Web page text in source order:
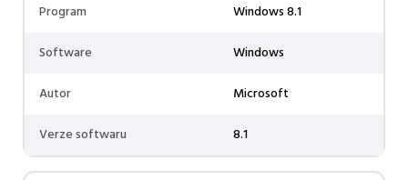
Program
Windows 8.1
Software
Windows
Autor
Microsoft
Verze softwaru
8.1